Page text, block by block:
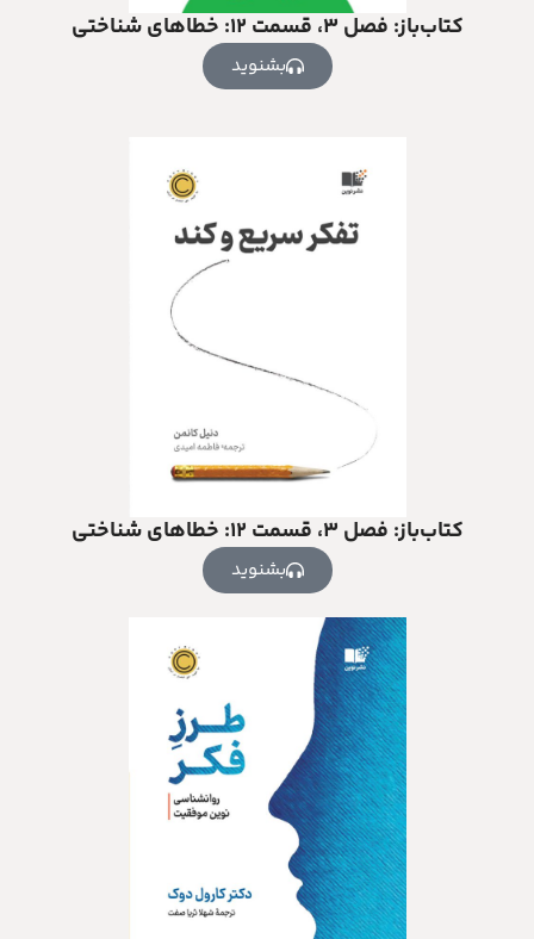
کتاب‌باز: فصل ۳، قسمت ۱۲: خطاهای شناختی
بشنوید
کتاب‌باز: فصل ۳، قسمت ۱۲: خطاهای شناختی
بشنوید